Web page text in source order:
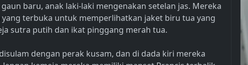
baru, anak laki-laki mengenakan setelan jas. Mereka
terbuka untuk memperlihatkan jaket biru tua yang
sutra putih dan ikat pinggang merah tua.
dengan perak kusam, dan di dada kiri mereka